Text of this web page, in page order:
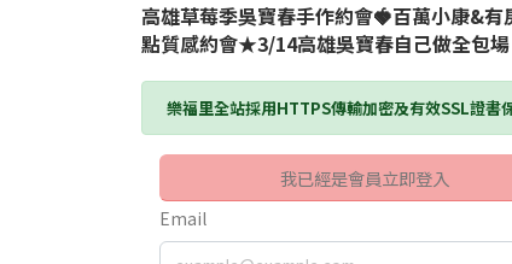
高雄草莓季吳寶春手作約會🍓百萬小康&有
點質感約會★3/14高雄吳寶春自己做全包場
樂福里全站採用HTTPS傳輸加密及有效SSL證書
我已經是會員立即登入
Email